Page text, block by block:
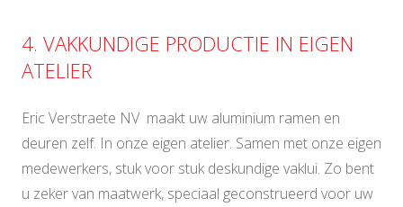
4. VAKKUNDIGE PRODUCTIE IN EIGEN
ATELIER
Eric Verstraete NV maakt uw aluminium ramen en
deuren zelf. In onze eigen atelier. Samen met onze eigen
medewerkers, stuk voor stuk deskundige vaklui. Zo bent
u zeker van maatwerk, speciaal geconstrueerd voor uw